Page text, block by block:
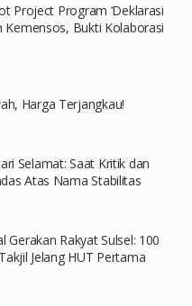
Project Program ‘Deklarasi
Kemensos, Bukti Kolaborasi
Harga Terjangkau!
Selamat: Saat Kritik dan
Atas Nama Stabilitas
Gerakan Rakyat Sulsel: 100
Jelang HUT Pertama